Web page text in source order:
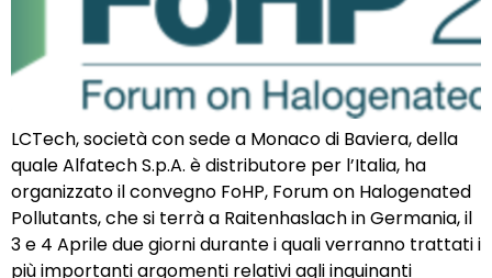
LCTech, società con sede a Monaco di Baviera, della
quale Alfatech S.p.A. è distributore per l’Italia, ha
organizzato il convegno FoHP, Forum on Halogenated
Pollutants, che si terrà a Raitenhaslach in Germania, il
3 e 4 Aprile due giorni durante i quali verranno trattati i
più importanti argomenti relativi agli inquinanti